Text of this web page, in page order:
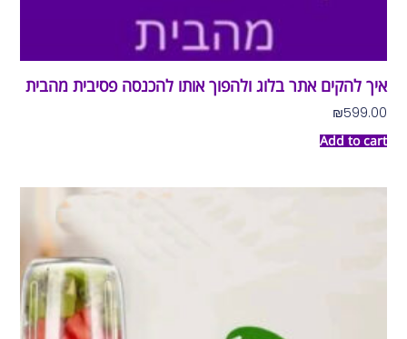
איך להקים אתר בלוג ולהפוך אותו להכנסה פסיבית מהבית
₪599.00
Add to cart